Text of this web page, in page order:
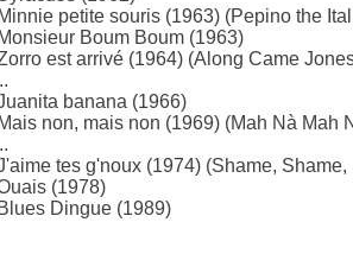
petite souris (1963) (Pepino the
Boum Boum (1963)
est arrivé (1964) (Along Came
banana (1966)
non, mais non (1969) (Mah Nà Mah
tes g'noux (1974) (Shame, Shame,
(1978)
Dingue (1989)